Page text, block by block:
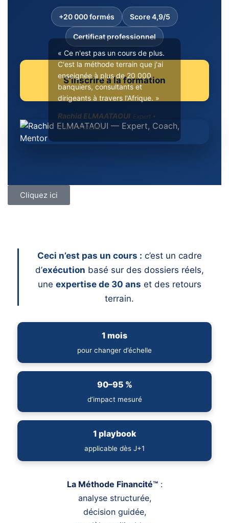
+20 000 formés Score 4,9/5
Certificat professionnel
S’inscrire à la formation
« Ce n'est pas un cours de plus.
C'est la méthode terrain que j'ai
enseignée à plus de 20 000
banquiers, consultants et
dirigeants à travers l'Afrique. »
Rachid ELMAATAOUI Expert •
Coach • Mentor
Cliquez ici
Ceci n’est pas un cours : c’est un cadre
d’exécution basé sur des dossiers réels,
une expertise de 30 ans et des retours
terrain.
1 mois
pour changer d’échelle
90–95 %
d’impact mesuré
1 playbook
applicable dès J+1
La Méthode Financité™:
analyse structurée,
décision guidée,